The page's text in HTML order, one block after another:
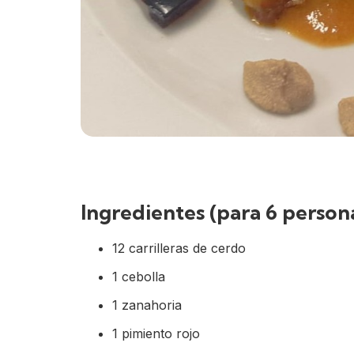
Ingredientes (para 6
12 carrilleras de cerdo
1 cebolla
1 zanahoria
1 pimiento rojo